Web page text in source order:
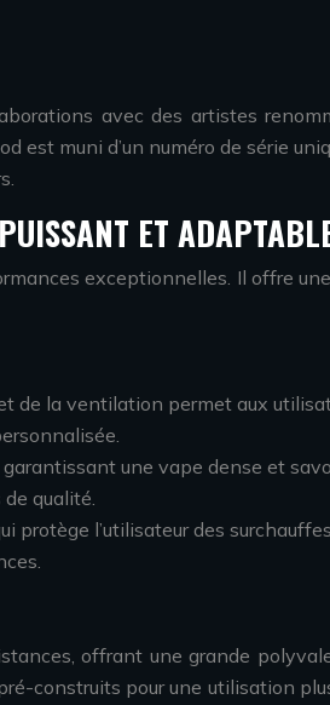
avec des artistes
est muni d’un numéro de série
ET
exceptionnelles. Il offre
de la ventilation permet aux
une vape dense et
de qualité.
protège l’utilisateur des
offrant une grande
construits pour une utilisation